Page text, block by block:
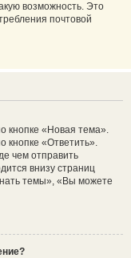
возможность. Это
почтовой
кнопке «Новая тема».
кнопке «Ответить».
чем отправить
внизу страниц
темы», «Вы можете